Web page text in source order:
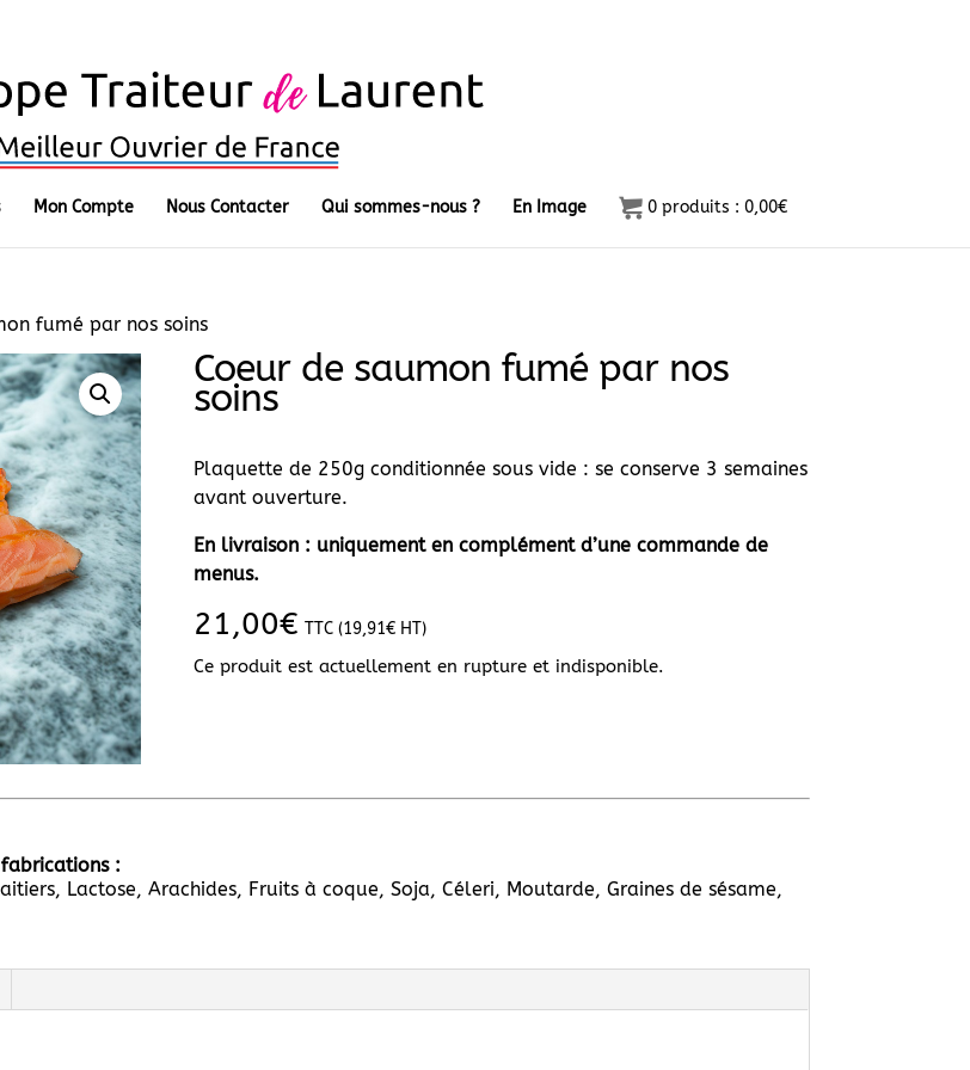
Mon Compte Nous Contacter Qui sommes-nous ? En Image 0 produits : 0,00€
fumé par nos soins
Coeur de saumon fumé par nos
soins
Plaquette de 250g conditionnée sous vide : se conserve 3 semaines
avant ouverture.
En livraison : uniquement en complément d’une commande de
menus.
21,00€ TTC (19,91€HT)
Ce produit est actuellement en rupture et indisponible.
:
Lactose, Arachides, Fruits à coque, Soja, Céleri, Moutarde, Graines de sésame,